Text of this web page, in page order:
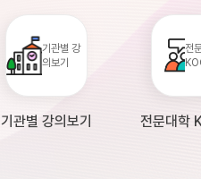
기관별 강
의보기
기관별 강의보기
전
전문대학